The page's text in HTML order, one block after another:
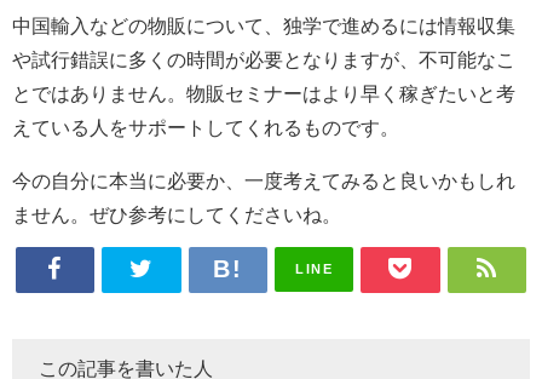
中国輸入などの物販について、独学で進めるには情報収集
や試行錯誤に多くの時間が必要となりますが、不可能なこ
とではありません。物販セミナーはより早く稼ぎたいと考
えている人をサポートしてくれるものです。
今の自分に本当に必要か、一度考えてみると良いかもしれ
ません。ぜひ参考にしてくださいね。
LINE
この記事を書いた人